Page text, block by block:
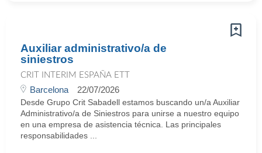
Auxiliar administrativo/a de
siniestros
CRIT INTERIM ESPAÑA ETT
Barcelona 22/07/2026
Desde Grupo Crit Sabadell estamos buscando un/a Auxiliar
Administrativo/a de Siniestros para unirse a nuestro equipo
en una empresa de asistencia técnica. Las principales
responsabilidades ...